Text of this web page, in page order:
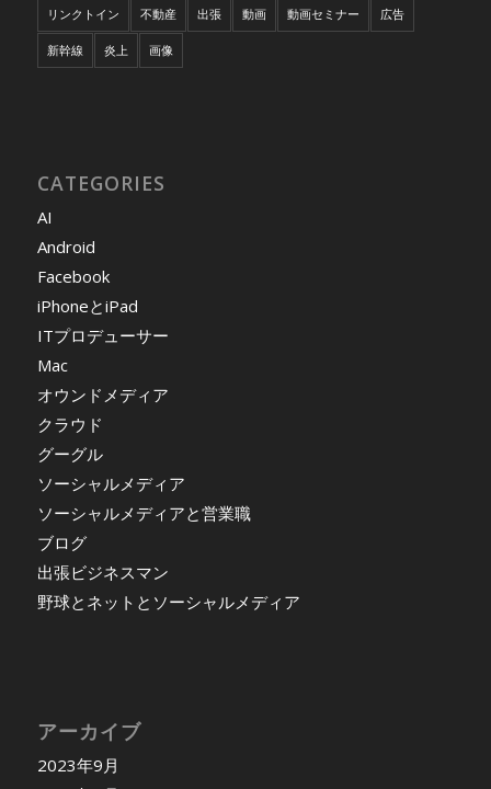
リンクトイン 不動産 出張 動画 動画セミナー 広告
新幹線 炎上 画像
CATEGORIES
AI
Android
Facebook
iPhoneとiPad
ITプロデューサー
Mac
オウンドメディア
クラウド
グーグル
ソーシャルメディア
ソーシャルメディアと営業職
ブログ
出張ビジネスマン
野球とネットとソーシャルメディア
アーカイブ
2023年9月